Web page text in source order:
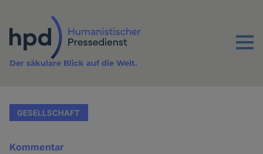
Inhalt
Menu
Der säkulare Blick auf die Welt.
GESELLSCHAFT
Kommentar